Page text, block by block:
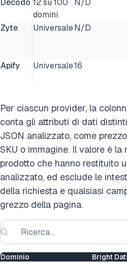
Decodo 12 su 100
domini
N/D
Zyte
UniversaleN/D
Apify
Universale16
Per ciascun provider, la
conta gli attributi di dati
JSON analizzato, come
SKU o immagine. Il valore è
prodotto che hanno restituito
analizzato, ed esclude le
della richiesta e qualsiasi
grezzo della pagina.
Dominio Bright